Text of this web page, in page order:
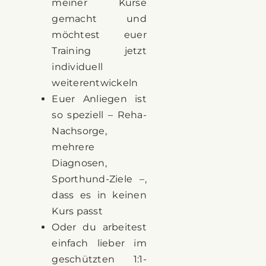
meiner Kurse
gemacht und
möchtest euer
Training jetzt
individuell
weiterentwickeln
Euer Anliegen ist
so speziell – Reha-
Nachsorge,
mehrere
Diagnosen,
Sporthund-Ziele –,
dass es in keinen
Kurs passt
Oder du arbeitest
einfach lieber im
geschützten 1:1-